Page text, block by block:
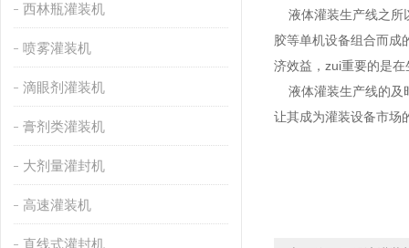
西林瓶灌装机
喷雾灌装机
滴眼剂灌装机
膏剂类灌装机
大剂量灌封机
高速灌装机
直线式灌封机
液体灌装生产线之所
胶等单机设备组合而成
济效益，zui重要的是
液体灌装生产线的及
让其成为灌装设备市场